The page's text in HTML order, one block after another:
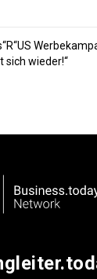
sich wieder!“